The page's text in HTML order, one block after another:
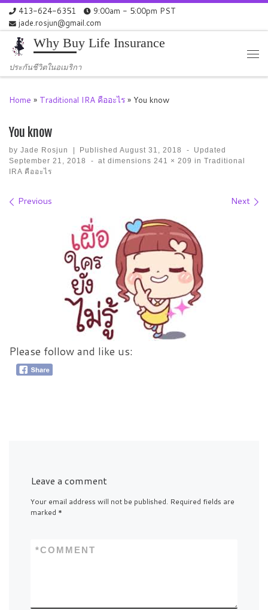
Skip to content
413-624-6351
9:00am - 5:00pm PST
jade.rosjun@gmail.com
Why Buy Life Insurance
ประกันชีวิตในอเมริกา
Home » Traditional IRA คืออะไร » You know
You know
by Jade Rosjun PublishedAugust 31, 2018 -
Updated
September 21, 2018
- at dimensions 241 × 209 in Traditional
IRA คืออะไร
Images navigation
Previous Next
Please follow and like us:
Leave a comment
Your email address will not be published. Required fields are
marked *
COMMENT
*